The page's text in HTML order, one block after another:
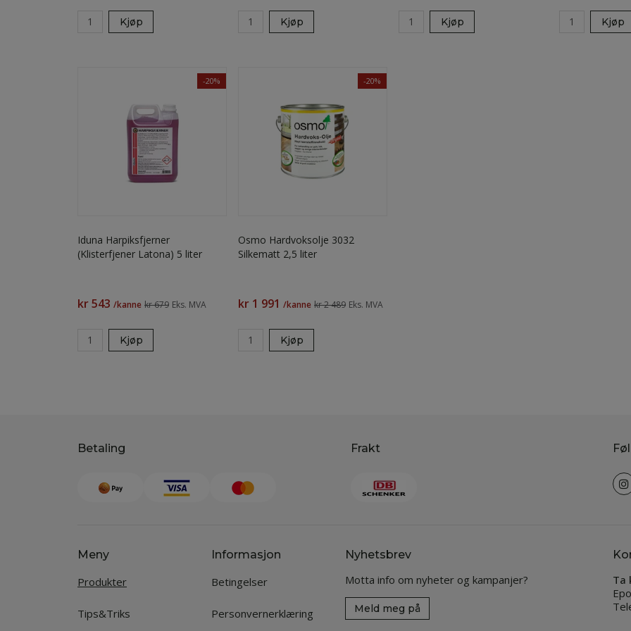
Kjøp Kjøp Kjøp Kjøp
-20%
Iduna Harpiksfjerner
(Klisterfjener Latona) 5 liter
kr 543 /kanne kr 679 Eks. MVA
Kjøp
-20%
Osmo Hardvoksolje 3032
Silkematt 2,5 liter
kr 1 991 /kanne kr 2 489 Eks. MVA
Kjøp
Betaling Frakt
Meny
Produkter
Tips&Triks
Informasjon
Betingelser
Personvernerklæring
Nyhetsbrev
Motta info om nyheter og kampanjer?
Meld meg på
Ta